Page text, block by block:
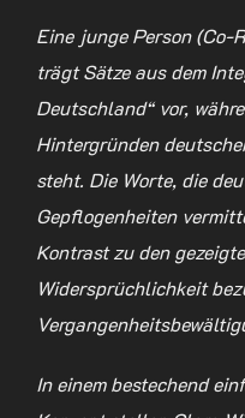
Eine junge Person (Co-
trägt Sätze aus dem
Deutschland“ vor,
Hintergründen
steht. Die Worte, die
Gepflogenheiten
Kontrast zu den
Widersprüchlichkeit
In einem bestechend